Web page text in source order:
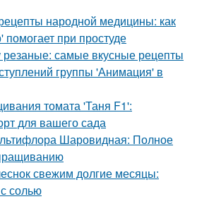
народной медицины: как
помогает при простуде
самые вкусные рецепты
группы 'Анимация' в
томата 'Таня F1':
для вашего сада
Шаровидная: Полное
свежим долгие месяцы:
солью